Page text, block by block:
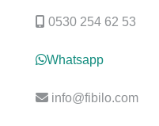
0530 254 62 53
Whatsapp
info@fibilo.com